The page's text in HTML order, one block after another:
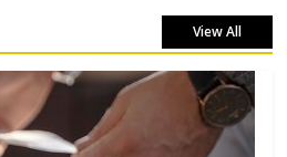
View All